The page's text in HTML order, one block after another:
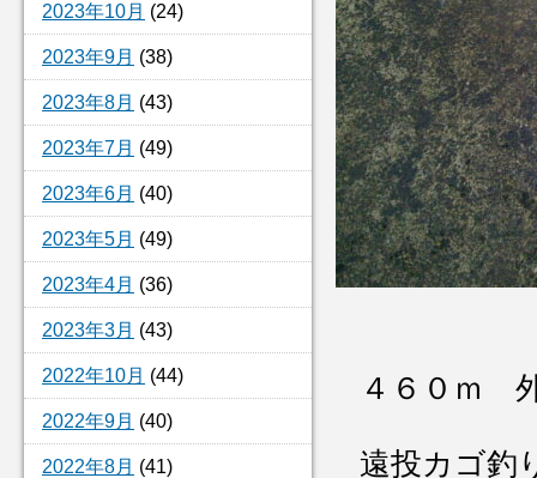
2023年10月 (24)
2023年9月 (38)
2023年8月 (43)
2023年7月 (49)
2023年6月 (40)
2023年5月 (49)
2023年4月 (36)
2023年3月 (43)
2022年10月 (44)
2022年9月 (40)
2022年8月 (41)
４６０ｍ
遠投カゴ釣